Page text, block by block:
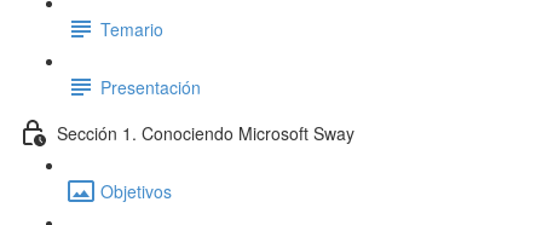
Temario
Presentación
Sección 1. Conociendo Microsoft Sway
Objetivos